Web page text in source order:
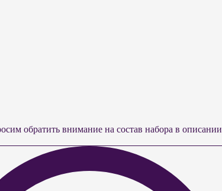
обратить внимание на состав набора в